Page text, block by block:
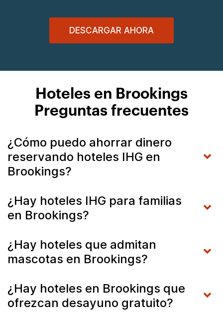
DESCARGAR AHORA
Hoteles en Brookings
Preguntas frecuentes
¿Cómo puedo ahorrar dinero
reservando hoteles IHG en
Brookings?
¿Hay hoteles IHG para familias
en Brookings?
¿Hay hoteles que admitan
mascotas en Brookings?
¿Hay hoteles en Brookings que
ofrezcan desayuno gratuito?